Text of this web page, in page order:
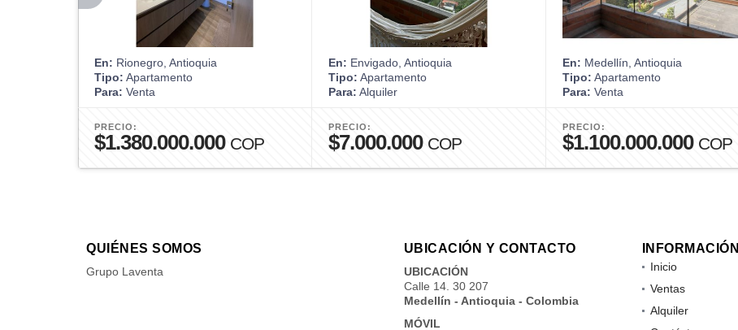
En: Rionegro, Antioquia
Tipo: Apartamento
Para: Venta
PRECIO:
$1.380.000.000 COP
En: Envigado, Antioquia
Tipo: Apartamento
Para: Alquiler
PRECIO:
$7.000.000 COP
En: Medellín, Antioquia
Tipo: Apartamento
Para: Venta
PRECIO:
$1.100.000.000 COP
QUIÉNES SOMOS
Grupo Laventa
UBICACIÓN Y CONTACTO
UBICACIÓN
Calle 14. 30 207
Medellín - Antioquia - Colombia
MÓVIL
INFORMACIÓN
Inicio
Ventas
Alquiler